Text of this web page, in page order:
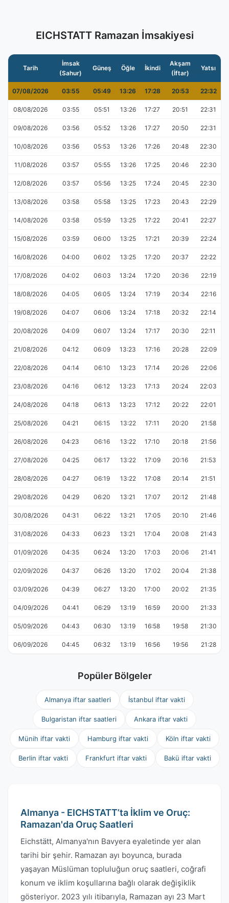
EICHSTATT Ramazan İmsakiyesi
Tarih
İmsak
(Sahur)
Güneş Öğle İkindi
Akşam
(İftar)
Yatsı
07/08/2026 03:55 05:49 13:26 17:28 20:53 22:32
08/08/2026 03:55 05:51 13:26 17:27 20:51 22:31
09/08/2026 03:56 05:52 13:26 17:27 20:50 22:31
10/08/2026 03:56 05:53 13:26 17:26 20:48 22:30
11/08/2026 03:57 05:55 13:26 17:25 20:46 22:30
12/08/2026 03:57 05:56 13:25 17:24 20:45 22:30
13/08/2026 03:58 05:58 13:25 17:23 20:43 22:29
14/08/2026 03:58 05:59 13:25 17:22 20:41 22:27
15/08/2026 03:59 06:00 13:25 17:21 20:39 22:24
16/08/2026 04:00 06:02 13:25 17:20 20:37 22:22
17/08/2026 04:02 06:03 13:24 17:20 20:36 22:19
18/08/2026 04:05 06:05 13:24 17:19 20:34 22:16
19/08/2026 04:07 06:06 13:24 17:18 20:32 22:14
20/08/2026 04:09 06:07 13:24 17:17 20:30 22:11
21/08/2026 04:12 06:09 13:23 17:16 20:28 22:09
22/08/2026 04:14 06:10 13:23 17:14 20:26 22:06
23/08/2026 04:16 06:12 13:23 17:13 20:24 22:03
24/08/2026 04:18 06:13 13:23 17:12 20:22 22:01
25/08/2026 04:21 06:15 13:22 17:11 20:20 21:58
26/08/2026 04:23 06:16 13:22 17:10 20:18 21:56
27/08/2026 04:25 06:17 13:22 17:09 20:16 21:53
28/08/2026 04:27 06:19 13:22 17:08 20:14 21:51
29/08/2026 04:29 06:20 13:21 17:07 20:12 21:48
30/08/2026 04:31 06:22 13:21 17:05 20:10 21:46
31/08/2026 04:33 06:23 13:21 17:04 20:08 21:43
01/09/2026 04:35 06:24 13:20 17:03 20:06 21:41
02/09/2026 04:37 06:26 13:20 17:02 20:04 21:38
03/09/2026 04:39 06:27 13:20 17:00 20:02 21:35
04/09/2026 04:41 06:29 13:19 16:59 20:00 21:33
05/09/2026 04:43 06:30 13:19 16:58 19:58 21:30
06/09/2026 04:45 06:32 13:19 16:56 19:56 21:28
Popüler Bölgeler
Almanya iftar saatleri İstanbul iftar vakti
Bulgaristan iftar saatleri Ankara iftar vakti
Münih iftar vakti Hamburg iftar vakti Köln iftar vakti
Berlin iftar vakti Frankfurt iftar vakti Bakü iftar vakti
Almanya - EICHSTATT’ta İklim ve Oruç:
Ramazan'da Oruç Saatleri
Eichstätt, Almanya'nın Bavyera eyaletinde yer alan
tarihi bir şehir. Ramazan ayı boyunca, burada
yaşayan Müslüman topluluğun oruç saatleri, coğrafi
konum ve iklim koşullarına bağlı olarak değişiklik
gösteriyor. 2023 yılı itibarıyla, Ramazan ayı 23 Mart